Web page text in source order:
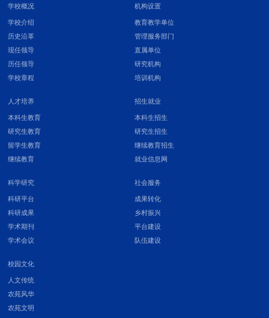
学校概况
学校介绍
历史沿革
现任领导
历任领导
学校章程
机构设置
教育教学单位
管理服务部门
直属单位
研究机构
培训机构
人才培养
本科生教育
研究生教育
留学生教育
继续教育
招生就业
本科生招生
研究生招生
继续教育招生
就业信息网
科学研究
科研平台
科研成果
学术期刊
学术会议
社会服务
成果转化
乡村振兴
平台建设
队伍建设
校园文化
人文传统
农苑风华
农苑文明